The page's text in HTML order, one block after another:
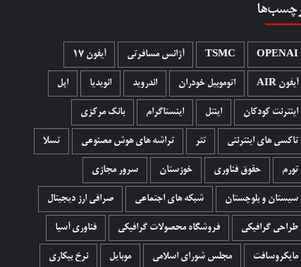
OPENAI
TSMC آژانس مسافرتی آیفون 17
آیفون AIR اتوموبیل خودران اندروید انویدیا اپل
اینترنت کودکان اینتل اینستاگرام بانک مرکزی
تاکسی های اینترنتی تتر تراشه های هوش مصنوعی تسلا
تورم حقوق فناوری خوزستان سرور مجازی
سیستان و بلوچستان شبکه های اجتماعی صرافی ارز دیجیتال
طراحی گرافیکی فروشگاه محصولات گرافيکی فناوری آسیا
مایکروسافت مجلس شورای اسلامی موبایل نرخ بیکاری